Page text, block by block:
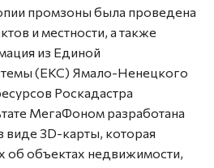
промзоны была проведена
и местности, а также
из Единой
(ЕКС) Ямало-Ненецкого
Роскадастра
МегаФоном разработана
3D-карты, которая
об объектах недвижимости,